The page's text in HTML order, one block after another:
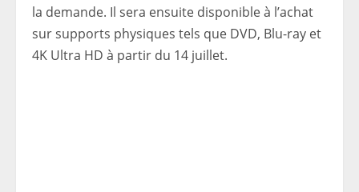
la demande. Il sera ensuite disponible à l’achat
sur supports physiques tels que DVD, Blu-ray et
4K Ultra HD à partir du 14 juillet.